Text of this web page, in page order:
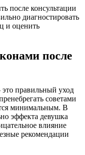
после консультации
диагностировать
и оценить
после
это правильный уход
советами
минимальным. В
эффекта девушка
влияние
рекомендации